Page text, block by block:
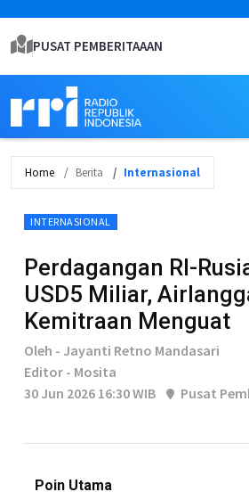
PUSAT PEMBERITAAAN
Home Berita Internasional
INTERNASIONAL
Perdagangan RI-
USD5 Miliar,
Kemitraan Menguat
Oleh - Jayanti Retno Mandasari
Editor - Mosita
30 Jun 2026 16:30 WIB
Pusat
Poin Utama